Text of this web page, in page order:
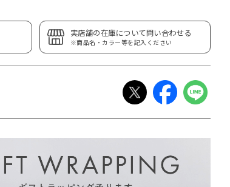
実店舗の在庫について問い合わせる
※商品名・カラー等を記入ください